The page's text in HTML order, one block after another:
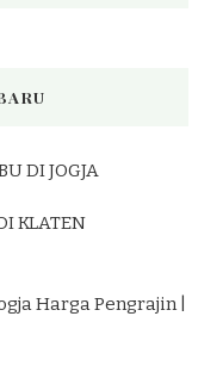
DI JOGJA
KLATEN
Harga Pengrajin |